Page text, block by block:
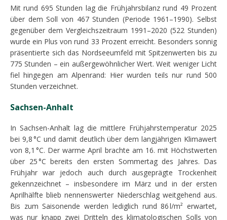
Mit rund 695 Stunden lag die Frühjahrsbilanz rund 49 Prozent
über dem Soll von 467 Stunden (Periode 1961–1990). Selbst
gegenüber dem Vergleichszeitraum 1991–2020 (522 Stunden)
wurde ein Plus von rund 33 Prozent erreicht. Besonders sonnig
präsentierte sich das Nordseeumfeld mit Spitzenwerten bis zu
775 Stunden – ein außergewöhnlicher Wert. Weit weniger Licht
fiel hingegen am Alpenrand: Hier wurden teils nur rund 500
Stunden verzeichnet.
Sachsen-Anhalt
In Sachsen-Anhalt lag die mittlere Frühjahrstemperatur 2025
bei 9,8 °C und damit deutlich über dem langjährigen Klimawert
von 8,1 °C. Der warme April brachte am 16. mit Höchstwerten
über 25 °C bereits den ersten Sommertag des Jahres. Das
Frühjahr war jedoch auch durch ausgeprägte Trockenheit
gekennzeichnet – insbesondere im März und in der ersten
Aprilhälfte blieb nennenswerter Niederschlag weitgehend aus.
Bis zum Saisonende werden lediglich rund 86 l/m² erwartet,
was nur knapp zwei Dritteln des klimatologischen Solls von